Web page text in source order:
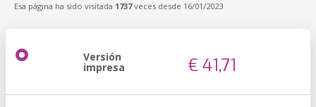
Esa página ha sido visitada 1737veces desde 16/01/2023
Versión
impresa € 41,71